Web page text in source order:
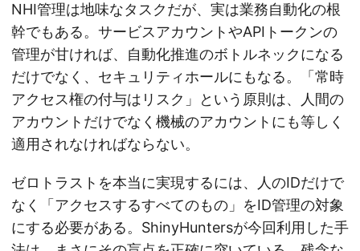
NHI管理は地味なタスクだが、実は業務自動化の根
幹でもある。サービスアカウントやAPIトークンの
管理が甘ければ、自動化推進のボトルネックになる
だけでなく、セキュリティホールにもなる。「常時
アクセス権の付与はリスク」という原則は、人間の
アカウントだけでなく機械のアカウントにも等しく
適用されなければならない。
ゼロトラストを本当に実現するには、人のIDだけで
なく「アクセスするすべてのもの」をID管理の対象
にする必要がある。ShinyHuntersが今回利用した手